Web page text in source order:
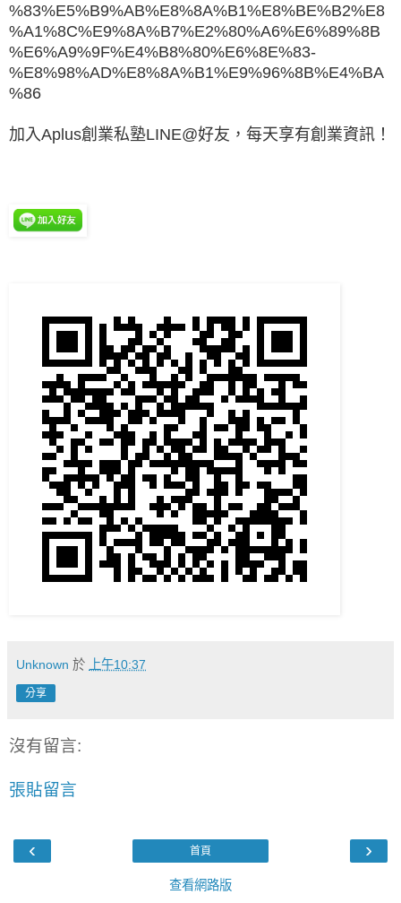
%83%E5%B9%AB%E8%8A%B1%E8%BE%B2%E8
%A1%8C%E9%8A%B7%E2%80%A6%E6%89%8B
%E6%A9%9F%E4%B8%80%E6%8E%83-
%E8%98%AD%E8%8A%B1%E9%96%8B%E4%BA
%86
加入Aplus創業私塾LINE@好友，每天享有創業資訊！
Unknown 於 上午10:37
分享
沒有留言:
張貼留言
‹ ›
首頁
查看網路版